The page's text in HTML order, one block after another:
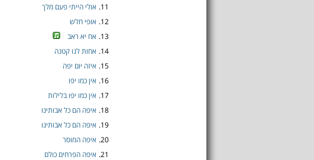
11. אולי הייתי פעם מלך
12. אופי חלש
13. אח יא ראב
14. אחות לנו קטנה
15. איזה יום יפה
16. אין כמו יפו
17. אין כמו יפו בלילות
18. איפה הם כל אבותינו
19. איפה הם כל אבותינו
20. איפה המוסר
21. איפה הפרחים כולם